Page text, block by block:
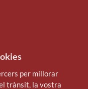
per millorar
trànsit, la vostra